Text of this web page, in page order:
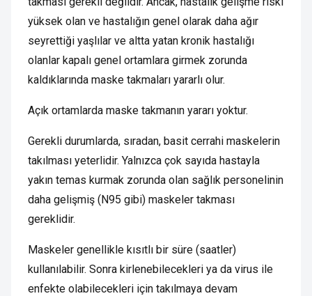
yüksek olan ve hastalığın genel olarak daha ağır
seyrettiği yaşlılar ve altta yatan kronik hastalığı
olanlar kapalı genel ortamlara girmek zorunda
kaldıklarında maske takmaları yararlı olur.
Açık ortamlarda maske takmanın yararı yoktur.
Gerekli durumlarda, sıradan, basit cerrahi maskelerin
takılması yeterlidir. Yalnızca çok sayıda hastayla
yakın temas kurmak zorunda olan sağlık personelinin
daha gelişmiş (N95 gibi) maskeler takması
gereklidir.
Maskeler genellikle kısıtlı bir süre (saatler)
kullanılabilir. Sonra kirlenebilecekleri ya da virus ile
enfekte olabilecekleri için takılmaya devam